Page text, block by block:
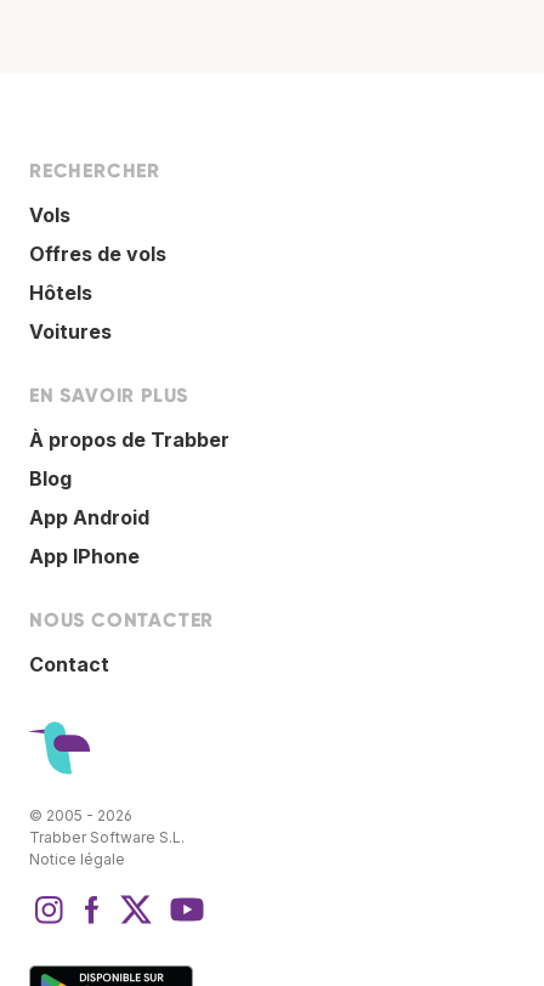
RECHERCHER
Vols
Offres de vols
Hôtels
Voitures
EN SAVOIR PLUS
À propos de Trabber
Blog
App Android
App IPhone
NOUS CONTACTER
Contact
© 2005 - 2026
Trabber Software S.L.
Notice légale